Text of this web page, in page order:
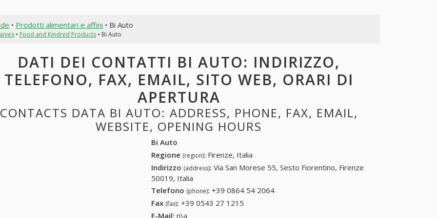
• Prodotti alimentari e affini • Bi Auto
• Food and Kindred Products• Bi Auto
DATI DEI CONTATTI BI AUTO: INDIRIZZO,
TELEFONO, FAX, EMAIL, SITO WEB, ORARI DI
APERTURA
CONTACTS DATA BI AUTO: ADDRESS, PHONE, FAX, EMAIL,
WEBSITE, OPENING HOURS
Bi Auto
Regione (region): Firenze, Italia
Indirizzo (address): Via San Morese 55, Sesto Fiorentino, Firenze
50019, Italia
Telefono (phone): +39 0864 54 2064
Fax (fax): +39 0543 27 1215
E-Mail: n\a